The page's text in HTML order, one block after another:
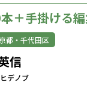
＋手掛ける
都・千代田区
信
デノブ